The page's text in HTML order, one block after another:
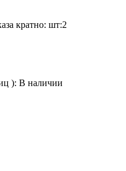
кратно: шт:2
): В наличии